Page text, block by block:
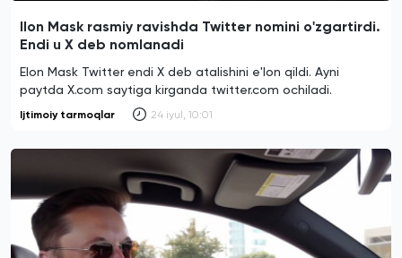
Ilon Mask rasmiy ravishda Twitter nomini o'zgartirdi.
Endi u X deb nomlanadi
Elon Mask Twitter endi X deb atalishini e'lon qildi. Ayni
paytda X.com saytiga kirganda twitter.com ochiladi.
Ijtimoiy tarmoqlar 24 iyul, 10:01